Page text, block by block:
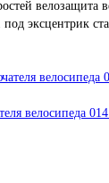
велозащита
под эксцентрик
велосипеда